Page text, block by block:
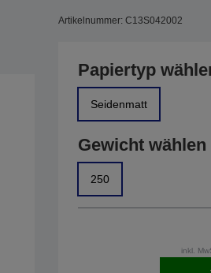
Artikelnummer: C13S042002
Papiertyp
Seidenmatt
Gewicht wählen
250
inkl.